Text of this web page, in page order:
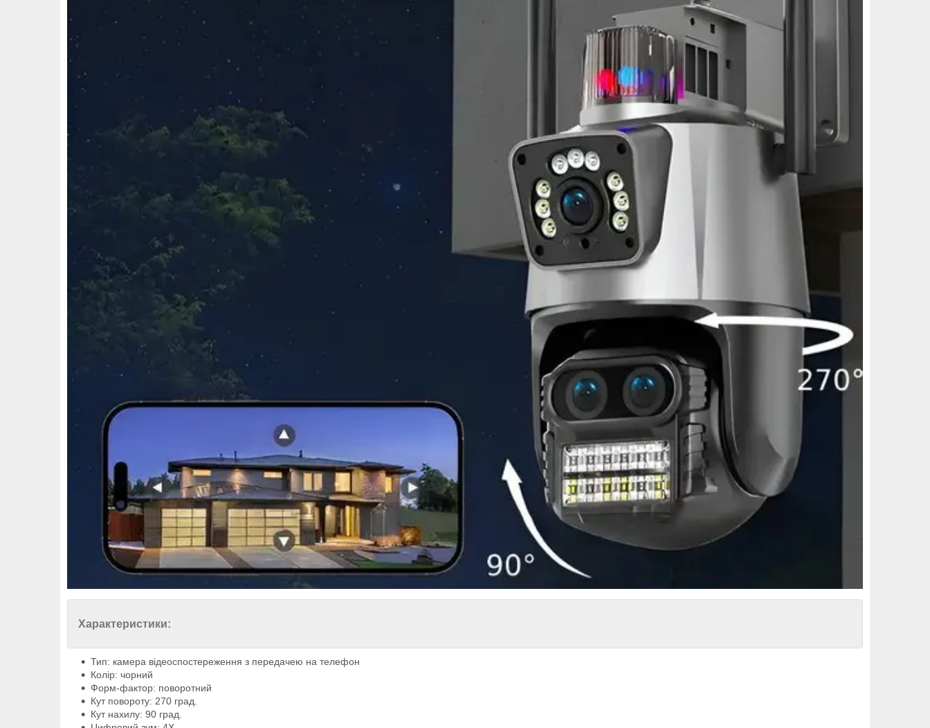
Характеристики:
Тип: камера відеоспостереження з передачею на телефон
Колір: чорний
Форм-фактор: поворотний
Кут повороту: 270 град.
Кут нахилу: 90 град.